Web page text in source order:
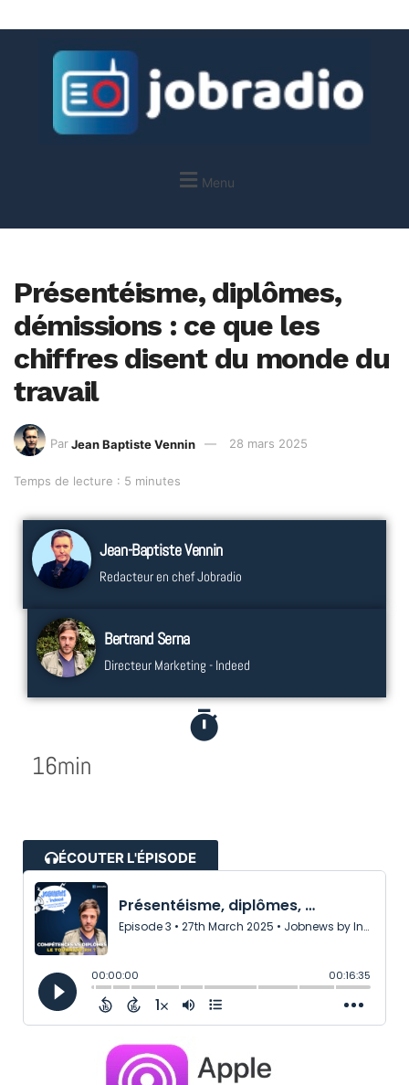
Menu
Présentéisme, diplômes,
démissions : ce que les
chiffres disent du monde du
travail
Par Jean Baptiste Vennin 28 mars 2025
Temps de lecture : 5 minutes
Jean-Baptiste Vennin
Redacteur en chef Jobradio
Bertrand Serna
Directeur Marketing - Indeed
16min
ÉCOUTER L'ÉPISODE